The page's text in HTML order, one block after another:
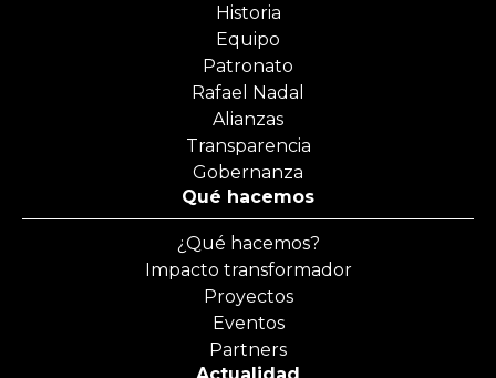
Historia
Equipo
Patronato
Rafael Nadal
Alianzas
Transparencia
Gobernanza
Qué hacemos
¿Qué hacemos?
Impacto transformador
Proyectos
Eventos
Partners
Actualidad